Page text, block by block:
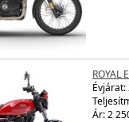
ROYAL
Évjárat:
Ár: 2